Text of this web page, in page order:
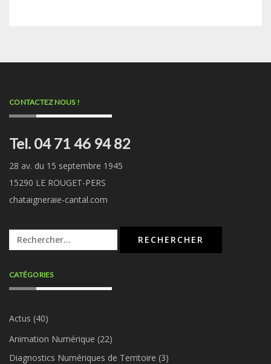
CONTACTEZ NOUS !
Tel. 04 71 46 94 82
28 av. du 15 septembre 1945
15290 LE ROUGET-PERS
chataigneraie-cantal.com
Rechercher :
CATÉGORIES
Actus (40)
Animation Numérique (22)
Diagnostics Numériques de Territoire (3)